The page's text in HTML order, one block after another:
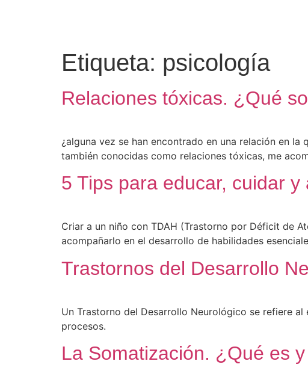
Etiqueta: psicología
Relaciones tóxicas. ¿Qué
¿alguna vez se han encontrado en una relación en
también conocidas como relaciones tóxicas, me
5 Tips para educar, cuidar
Criar a un niño con TDAH (Trastorno por Déficit de
acompañarlo en el desarrollo de habilidades
Trastornos del Desarrollo
Un Trastorno del Desarrollo Neurológico se refiere
procesos.
La Somatización. ¿Qué es